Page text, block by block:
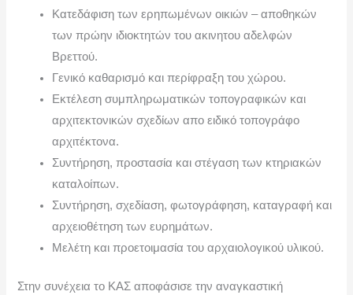
Κατεδάφιση των ερηπωμένων οικιών – αποθηκών
των πρώην ιδιοκτητών του ακινητου αδελφών
Βρεττού.
Γενικό καθαρισμό και περίφραξη του χώρου.
Εκτέλεση συμπληρωματικών τοπογραφικών και
αρχιτεκτονικών σχεδίων απο ειδικό τοπογράφο
αρχιτέκτονα.
Συντήρηση, προστασία και στέγαση των κτηριακών
καταλοίπων.
Συντήρηση, σχεδίαση, φωτογράφηση, καταγραφή και
αρχειοθέτηση των ευρημάτων.
Μελέτη και προετοιμασία του αρχαιολογικού υλικού.
Στην συνέχεια το ΚΑΣ αποφάσισε την αναγκαστική